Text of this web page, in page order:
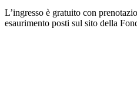
L’ingresso è gratuito con
esaurimento posti sul sito della